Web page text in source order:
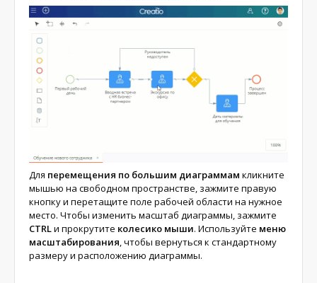
Для перемещения по большим диаграммам кликните
мышью на свободном пространстве, зажмите правую
кнопку и перетащите поле рабочей области на нужное
место. Чтобы изменить масштаб диаграммы, зажмите
CTRLи прокрутите колесико мыши. Используйте меню
масштабирования, чтобы вернуться к стандартному
размеру и расположению диаграммы.